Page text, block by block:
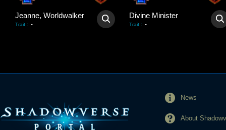
Jeanne, Worldwalker
Trait : -
Divine Minister
Trait : -
News
About